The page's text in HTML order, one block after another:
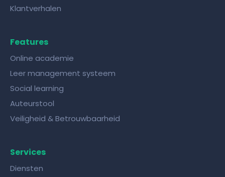
Klantverhalen
Features
Online academie
Leer management systeem
Social learning
Auteurstool
Veiligheid & Betrouwbaarheid
Services
Diensten